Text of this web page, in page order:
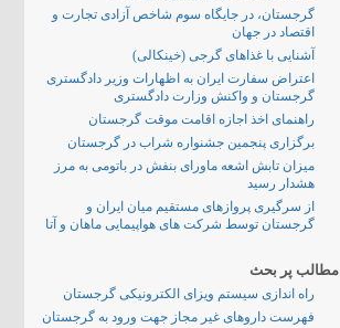
گرجستان، در جایگاه سوم شاخص آزادی تجارت و
اقتصاد در جهان
آشنایی با غذاهای گرجی (خینکالی)
اعتراض سفارت ایران به اظهارات وزیر دادگستری
گرجستان و واکنش وزارت دادگستری
راهنمای اخذ اجازه اقامت موقت گرجستان
برگزاری پنجمین جشنواره شراب در گرجستان
میزان تابش اشعه ماورای بنفش در باتومی به مرز
هشدار رسید
از سرگیری پروازهای مستقیم میان ایران و
گرجستان توسط شرکت های هواپیمایی ماهان و آتا
مطالب پر بحث
راه اندازی سیستم ویزای الکترونیکی گرجستان
فهرست داروهای غیر مجاز جهت ورود به گرجستان